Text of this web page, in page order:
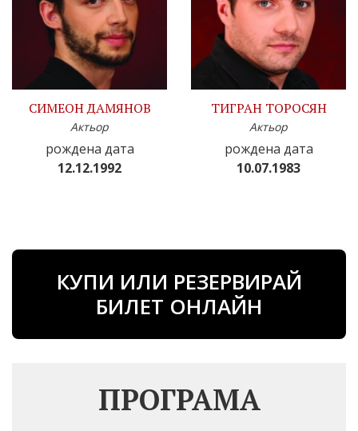
СИМЕОН ДАМЯНОВ
Актьор
рождена дата
12.12.1992
ТИГРАН ТОРОСЯН
Актьор
рождена дата
10.07.1983
КУПИ ИЛИ РЕЗЕРВИРАЙ
БИЛЕТ ОНЛАЙН
ПРОГРАМА